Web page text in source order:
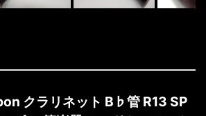
クラリネット B♭管 R13 SP